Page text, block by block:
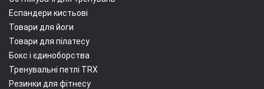
Еспандери кистьові
Товари для йоги
Товари для пілатесу
Бокс і єдиноборства
Тренувальні петлі TRX
Резинки для фітнесу